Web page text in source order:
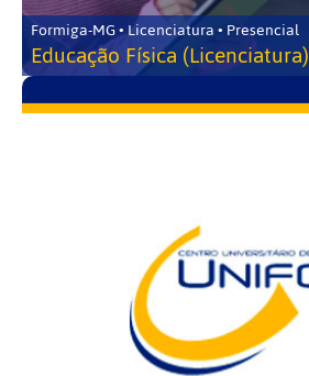
Formiga-MG • Licenciatura • Presencial
Educação Física (Licenciatura)